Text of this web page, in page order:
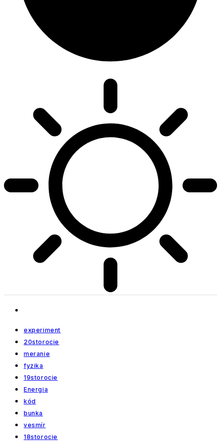
experiment
20storocie
meranie
fyzika
19storocie
Energia
kód
bunka
vesmír
18storocie